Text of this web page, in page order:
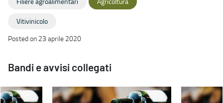
Vitivinicolo
Posted on 23 aprile 2020
Bandi e avvisi collegati